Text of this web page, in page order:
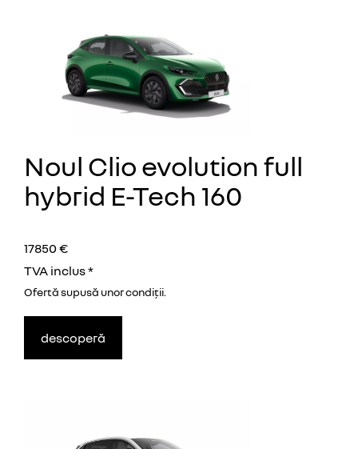
Noul Clio evolution full
hybrid E-Tech 160
17850 €
TVA inclus *
Ofertă supusă unorcondiţii.
descoperă